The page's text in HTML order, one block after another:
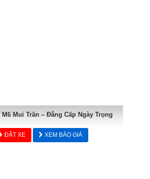
Mui Trần – Đẳng Cấp Ngày Trọng
ĐẶT XE XEM BÁO GIÁ